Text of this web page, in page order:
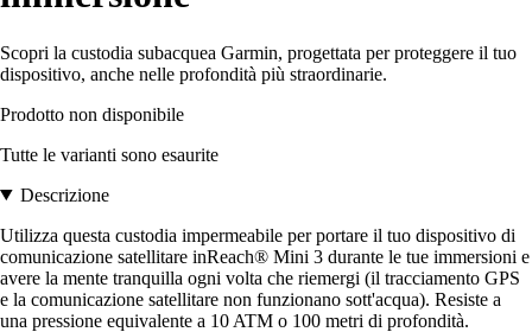
Scopri la custodia subacquea Garmin, progettata per proteggere il tuo
dispositivo, anche nelle profondità più straordinarie.
Prodotto non disponibile
Tutte le varianti sono esaurite
Descrizione
Utilizza questa custodia impermeabile per portare il tuo dispositivo di
comunicazione satellitare inReach® Mini 3 durante le tue immersioni e
avere la mente tranquilla ogni volta che riemergi (il tracciamento GPS
e la comunicazione satellitare non funzionano sott'acqua). Resiste a
una pressione equivalente a 10 ATM o 100 metri di profondità.